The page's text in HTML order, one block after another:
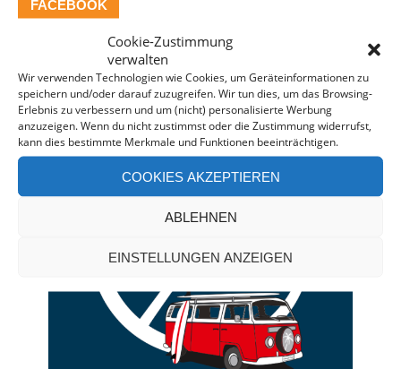
Cookie-Zustimmung
verwalten
Wir verwenden Technologien wie Cookies, um Geräteinformationen zu
speichern und/oder darauf zuzugreifen. Wir tun dies, um das Browsing-
Erlebnis zu verbessern und um (nicht) personalisierte Werbung
anzuzeigen. Wenn du nicht zustimmst oder die Zustimmung widerrufst,
kann dies bestimmte Merkmale und Funktionen beeinträchtigen.
COOKIES AKZEPTIEREN
ABLEHNEN
EINSTELLUNGEN ANZEIGEN
FACEBOOK
CAMPERVAN-BERATUNG*